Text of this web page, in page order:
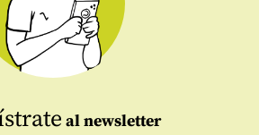
al newsletter